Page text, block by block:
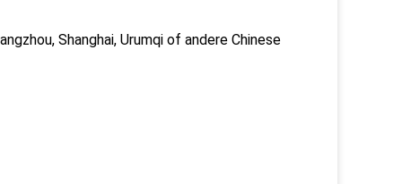
Shanghai, Urumqi of andere Chinese